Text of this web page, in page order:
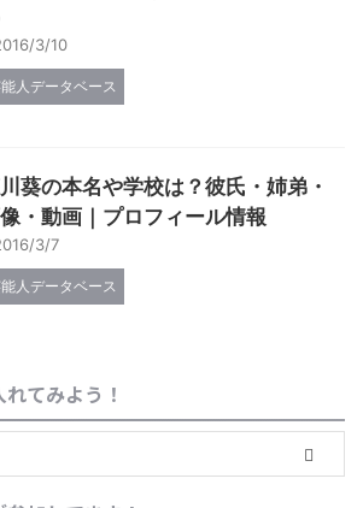
3/10
人データベース
葵の本名や学校は？彼氏・姉弟・
・動画｜プロフィール情報
3/7
人データベース
てみよう！